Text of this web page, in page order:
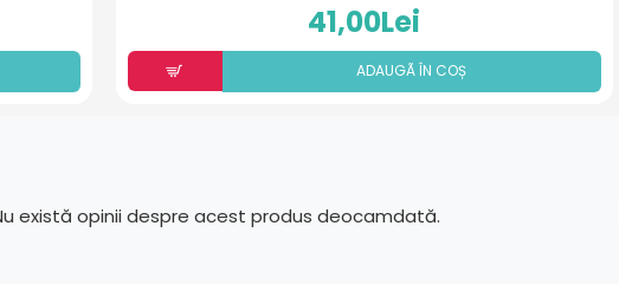
41,00Lei
ADAUGÃ ÎN COȘ
există opinii despre acest produs deocamdată.